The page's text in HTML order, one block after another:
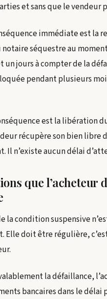
et sans que le
immédiate est la
notaire séquestre au
un jours à compter de la
pendant plusieurs
est la libération
récupère son bien
Il n’existe aucun délai
que
la condition suspensive
Elle doit être régulière,
la défaillance,
bancaires dans le